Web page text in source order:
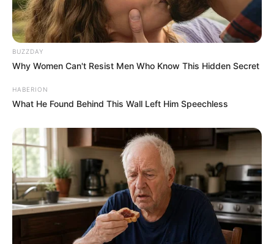
BUZZDAY
Why Women Can't Resist Men Who Know This Hidden Secret
HABERION
What He Found Behind This Wall Left Him Speechless